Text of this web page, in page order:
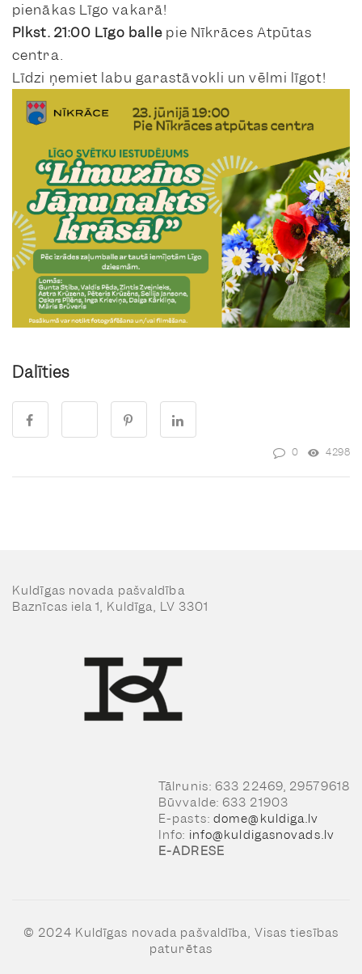
pienākas Līgo vakarā!
Plkst. 21:00 Līgo balle pie Nīkrāces Atpūtas
centra.
Līdzi ņemiet labu garastāvokli un vēlmi līgot!
Dalīties
0 4298
Kuldīgas novada pašvaldība
Baznīcas iela 1, Kuldīga, LV 3301
Tālrunis: 633 22469, 29579618
Būvvalde: 633 21903
E-pasts: dome@kuldiga.lv
Info: info@kuldigasnovads.lv
E-ADRESE
© 2024 Kuldīgas novada pašvaldība, Visas tiesības
paturētas